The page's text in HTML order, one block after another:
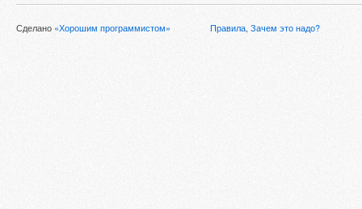
Сделано «Хорошим программистом» Правила Зачем это надо?